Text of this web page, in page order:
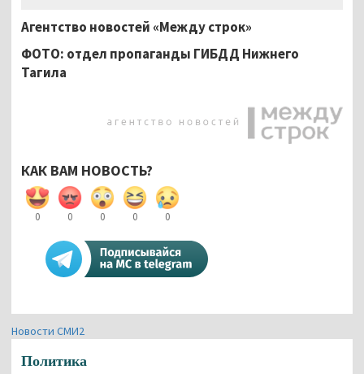
Агентство новостей «Между строк»
ФОТО: отдел пропаганды ГИБДД Нижнего
Тагила
КАК ВАМ НОВОСТЬ?
0 0 0 0 0
Новости СМИ2
Политика